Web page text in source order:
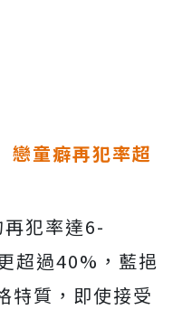
童癖再犯率超
犯率達6-
超過40%，藍挹
特質，即使接受